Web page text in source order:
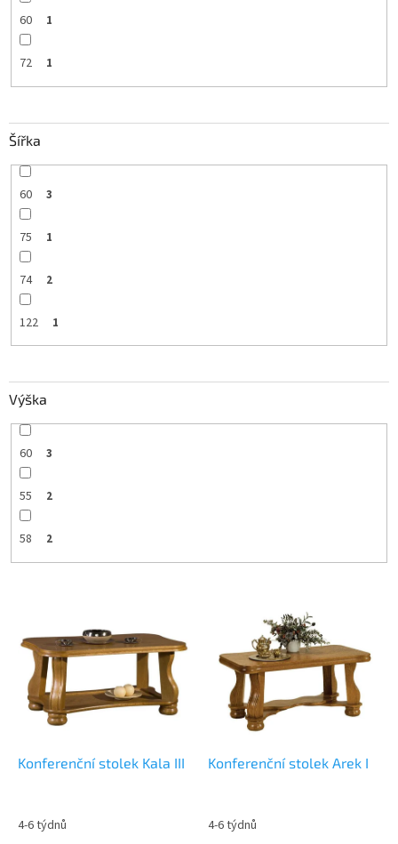
60 1
72 1
Šířka
60 3
75 1
74 2
122 1
Výška
60 3
55 2
58 2
Konferenční stolek Kala III
4-6 týdnů
Konferenční stolek Arek I
4-6 týdnů